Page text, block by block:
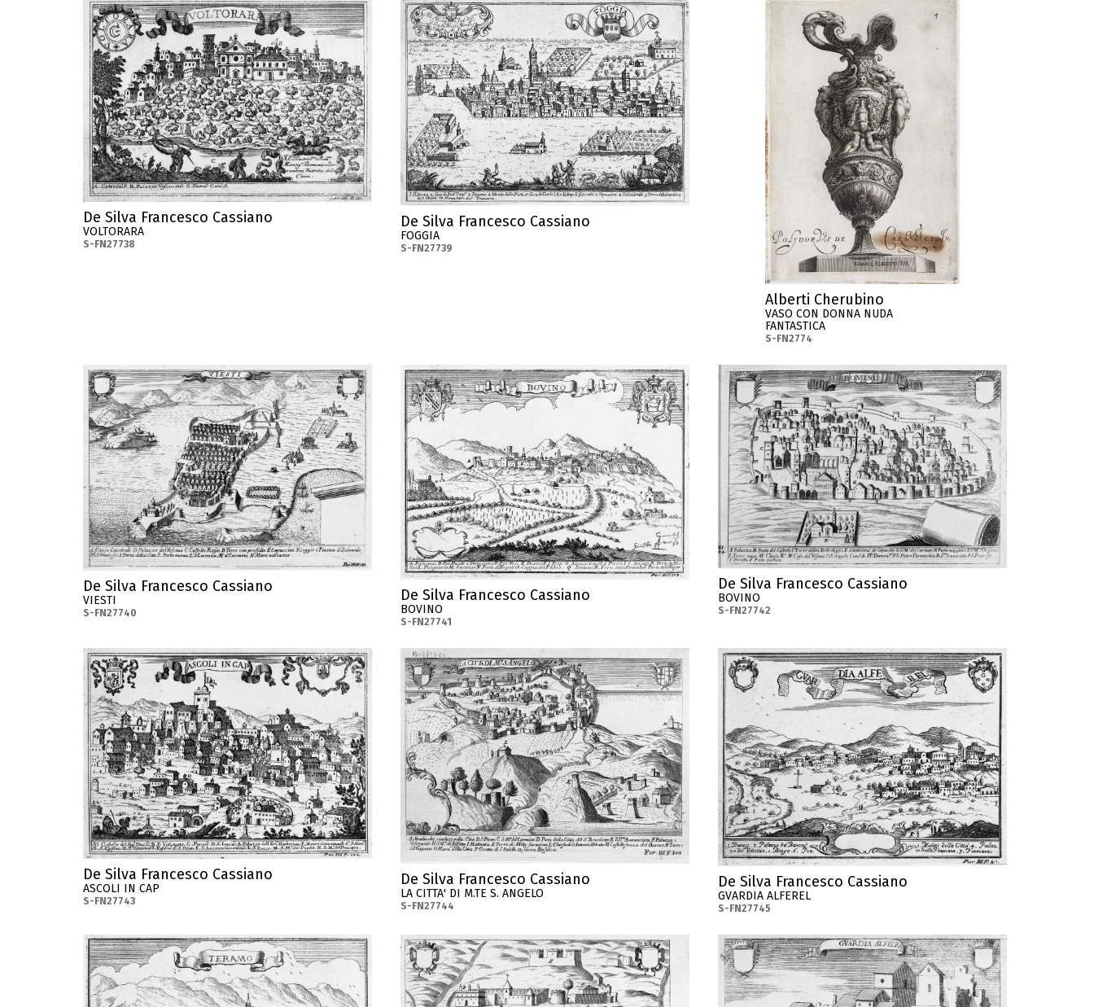
De Silva Francesco Cassiano
VOLTORARA
S-FN27738
De Silva Francesco Cassiano
FOGGIA
S-FN27739
Alberti Cherubino
VASO CON DONNA NUDA
FANTASTICA
S-FN2774
De Silva Francesco Cassiano
VIESTI
S-FN27740
De Silva Francesco Cassiano
BOVINO
S-FN27741
De Silva Francesco Cassiano
BOVINO
S-FN27742
De Silva Francesco Cassiano
ASCOLI IN CAP
S-FN27743
De Silva Francesco Cassiano
LA CITTA' DI M.TE S. ANGELO
S-FN27744
De Silva Francesco Cassiano
GVARDIA ALFEREL
S-FN27745